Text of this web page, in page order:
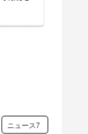
ニュース7